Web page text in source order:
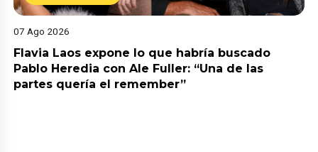
07 Ago 2026
Flavia Laos expone lo que habría buscado
Pablo Heredia con Ale Fuller: “Una de las
partes quería el remember”